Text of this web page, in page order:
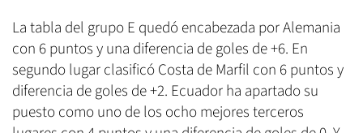
La tabla del grupo E quedó encabezada por Alemania
con 6 puntos y una diferencia de goles de +6. En
segundo lugar clasificó Costa de Marfil con 6 puntos y
diferencia de goles de +2. Ecuador ha apartado su
puesto como uno de los ocho mejores terceros